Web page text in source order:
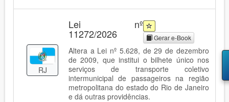
RJ
Lei nº
11272/2026 Gerar e-Book
Altera a Lei nº 5.628, de 29 de dezembro
de 2009, que institui o bilhete único nos
serviços de transporte coletivo
intermunicipal de passageiros na região
metropolitana do estado do Rio de Janeiro
e dá outras providências.